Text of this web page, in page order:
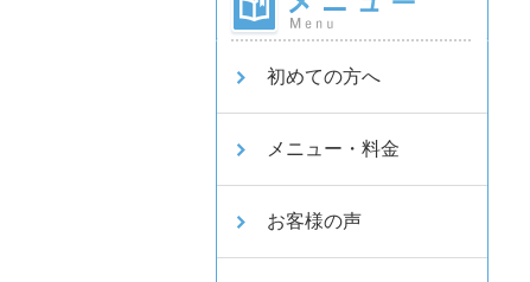
初めての方へ
メニュー・料金
お客様の声